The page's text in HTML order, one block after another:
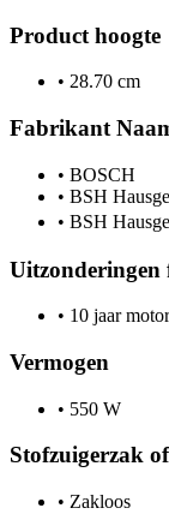
Product hoogte
• 28.70 cm
Fabrikant
• BOSCH
• BSH
• BSH
Uitzonderingen
• 10 jaar
Vermogen
• 550 W
Stofzuigerzak
• Zakloos